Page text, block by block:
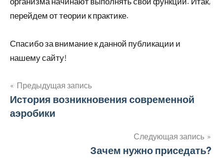
перейдем от теории к практике.
Спасибо за внимание к данной публикации и
нашему сайту!
Навигация
по
Предыдущая запись
История возникновения современной
аэробики
Следующая запись
Зачем нужно приседать?